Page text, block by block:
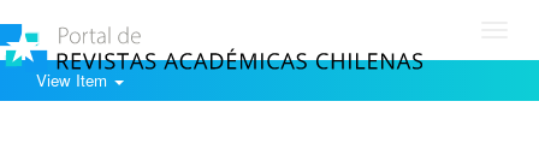
View Item